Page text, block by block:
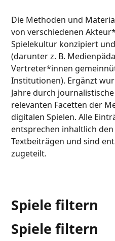
Die Methoden und
von verschiedenen
Spielekultur konzipiert
(darunter z. B.
Vertreter*innen
Institutionen). Ergänzt
Jahre durch
relevanten Facetten der
digitalen Spielen. Alle
entsprechen inhaltlich
Textbeiträgen und sind
zugeteilt.
Spiele filtern
Spiele filtern